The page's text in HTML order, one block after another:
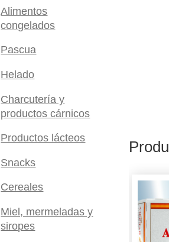
Alimentos
congelados
Pascua
Helado
Charcutería y
productos cárnicos
Productos lácteos
Snacks
Cereales
Miel, mermeladas y
siropes